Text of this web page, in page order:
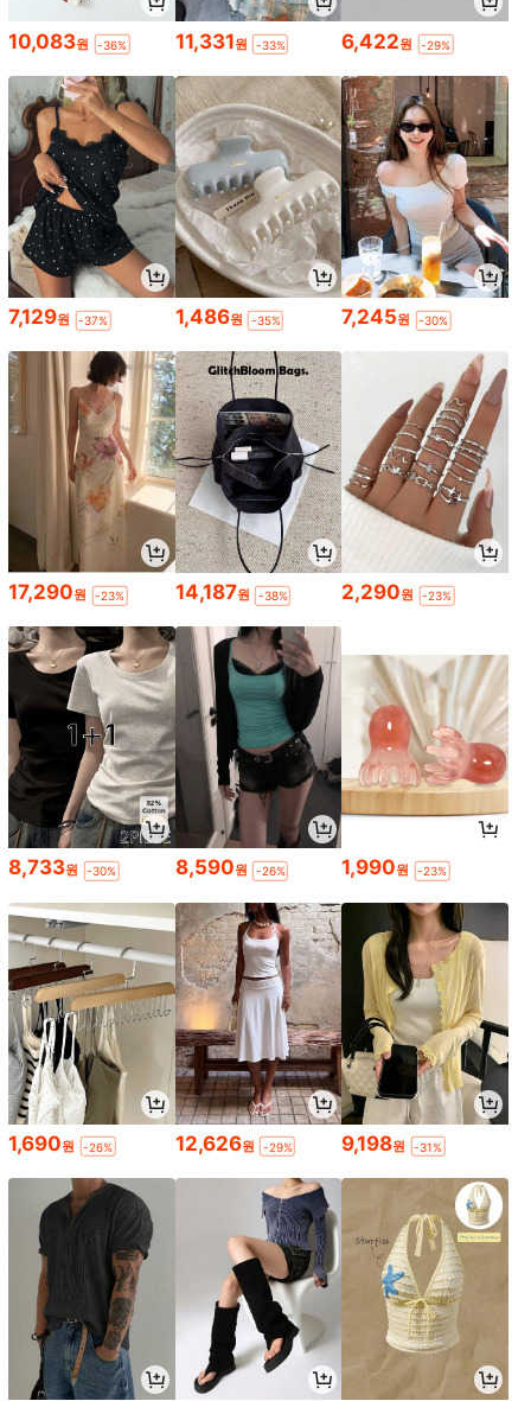
10,083원 -36% 11,331원 -33% 6,422원 -29%
7,129원 -37% 1,486원 -35% 7,245원 -30%
17,290원 -23% 14,187원 -38% 2,290원 -23%
8,733원 -30% 8,590원 -26% 1,990원 -23%
1,690원 -26% 12,626원 -29% 9,198원 -31%